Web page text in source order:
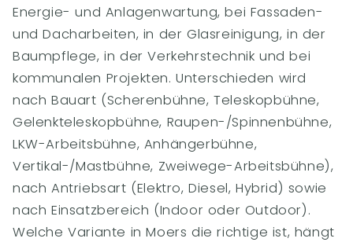
Energie- und Anlagenwartung, bei Fassaden-
und Dacharbeiten, in der Glasreinigung, in der
Baumpflege, in der Verkehrstechnik und bei
kommunalen Projekten. Unterschieden wird
nach Bauart (Scherenbühne, Teleskopbühne,
Gelenkteleskopbühne, Raupen-/Spinnenbühne,
LKW-Arbeitsbühne, Anhängerbühne,
Vertikal-/Mastbühne, Zweiwege-Arbeitsbühne),
nach Antriebsart (Elektro, Diesel, Hybrid) sowie
nach Einsatzbereich (Indoor oder Outdoor).
Welche Variante in Moers die richtige ist, hängt